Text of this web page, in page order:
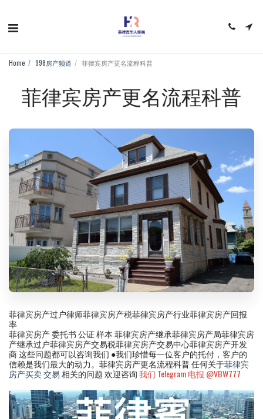
Home 998房产频道 菲律宾房产更名流程科普
菲律宾房产更名流程科普
菲律宾房产过户律师菲律宾房产税菲律宾房产行业菲律宾房产回报
率
菲律宾房产 委托书 公证 样本 菲律宾房产继承菲律宾房产局菲律宾房
产继承过户菲律宾房产交易税菲律宾房产交易中心菲律宾房产开发
商 这些问题都可以咨询我们 ●我们珍惜每一位客户的托付，客户的
信赖是我们最大的动力。菲律宾房产更名流程科普 任何关于菲律宾
房产买卖 交易相关的问题 欢迎咨询我们 Telegram 电报 @VBW777